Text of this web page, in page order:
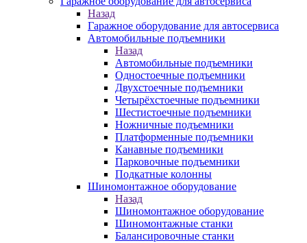
Назад
Гаражное оборудование для автосервиса
Автомобильные подъемники
Назад
Автомобильные подъемники
Одностоечные подъемники
Двухстоечные подъемники
Четырёхстоечные подъемники
Шестистоечные подъемники
Ножничные подъемники
Платформенные подъемники
Канавные подъемники
Парковочные подъемники
Подкатные колонны
Шиномонтажное оборудование
Назад
Шиномонтажное оборудование
Шиномонтажные станки
Балансировочные станки